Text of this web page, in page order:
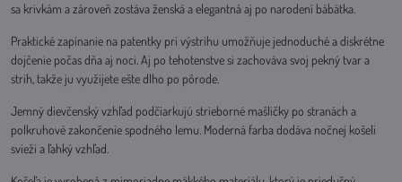
sa krivkám a zároveň zostáva ženská a elegantná aj po narodení bábätka.
Praktické zapínanie na patentky pri výstrihu umožňuje jednoduché a diskrétne
dojčenie počas dňa aj noci. Aj po tehotenstve si zachováva svoj pekný tvar a
strih, takže ju využijete ešte dlho po pôrode.
Jemný dievčenský vzhľad podčiarkujú strieborné mašličky po stranách a
polkruhové zakončenie spodného lemu. Moderná farba dodáva nočnej košeli
svieži a ľahký vzhľad.